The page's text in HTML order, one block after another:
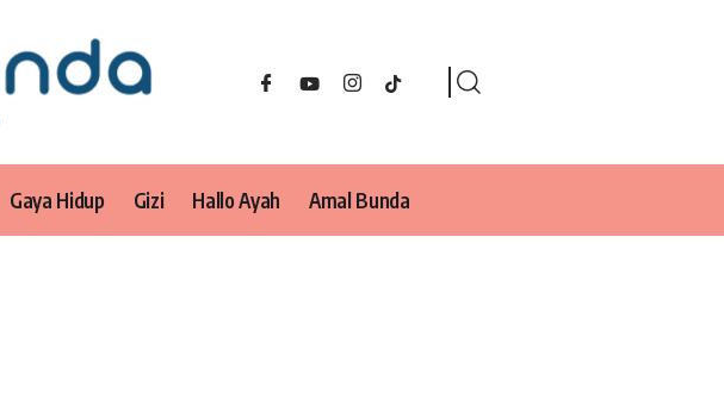
Gaya Hidup Gizi Hallo Ayah Amal Bunda